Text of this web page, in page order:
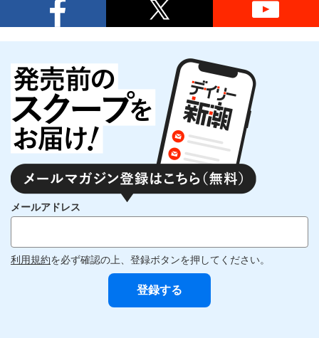
メールアドレス
利用規約を必ず確認の上、登録ボタンを押してください。